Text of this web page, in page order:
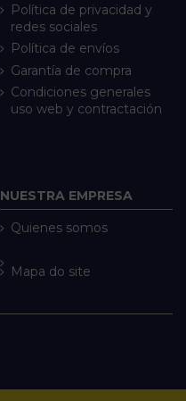
Política de privacidad y
redes sociales
Política de envíos
Garantía de compra
Condiciones generales
uso web y contractación
NUESTRA EMPRESA
Quienes somos
Mapa do site